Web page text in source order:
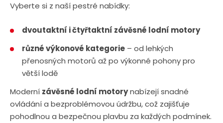
Vyberte si z naší pestré nabídky:
dvoutaktní i čtyřtaktní závěsné lodní motory
různé výkonové kategorie– od lehkých
přenosných motorů až po výkonné pohony pro
větší lodě
Moderní závěsné lodní motorynabízejí snadné
ovládání a bezproblémovou údržbu, což zajišťuje
pohodlnou a bezpečnou plavbu za každých podmínek.